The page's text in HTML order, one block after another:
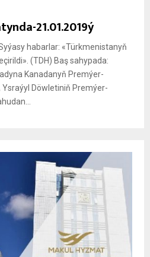
21.01.2019ý
habarlar: «Türkmenistanyň
(TDH) Baş sahypada:
Kanadanyň Premýer-
Döwletiniň Premýer-